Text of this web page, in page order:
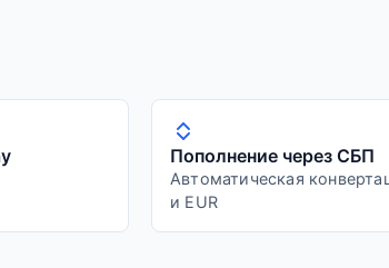
Пополнение через СБП
Автоматическая
и EUR